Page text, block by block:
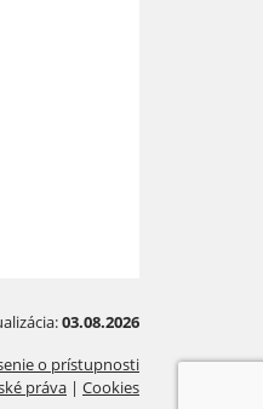
03.08.2026
o prístupnosti
práva | Cookies